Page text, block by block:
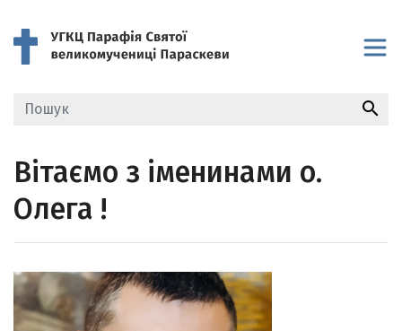
search
Вітаємо з іменинами о.
Олега !